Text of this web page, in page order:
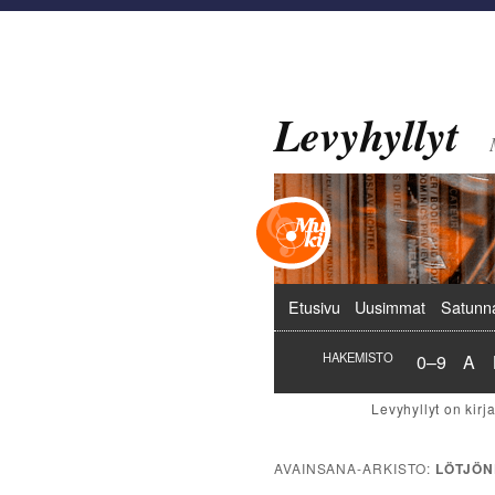
Levyhyllyt
Päävalikko
Etusivu Uusimmat
HAKEMISTO 0–9 A
AVAINSANA-ARKISTO: